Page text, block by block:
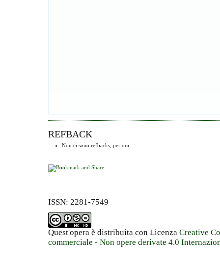
REFBACK
Non ci sono refbacks, per ora.
ISSN: 2281-7549
Quest'opera è distribuita con Licenza Creative
commerciale - Non opere derivate 4.0